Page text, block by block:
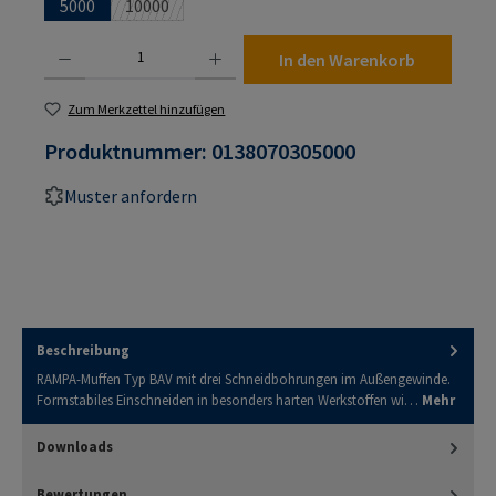
5000 10000(Diese Option ist zurzeit nicht verfügbar.)
In den Warenkorb
Zum Merkzettel hinzufügen
Produktnummer: 0138070305000
Muster anfordern
Beschreibung
RAMPA-Muffen Typ BAV mit drei Schneidbohrungen im Außengewinde.
Formstabiles Einschneiden in besonders harten Werkstoffen wi… Mehr
Downloads